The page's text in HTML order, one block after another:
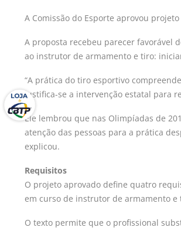
A Comissão do Esporte aprovou
A proposta recebeu parecer favorável
ao instrutor de armamento e tiro:
“A prática do tiro esportivo
justifica-se a intervenção estatal para
Ele lembrou que nas Olimpíadas de
atenção das pessoas para a prática
explicou.
Requisitos
O projeto aprovado define quatro
em curso de instrutor de armamento
O texto permite que o profissional